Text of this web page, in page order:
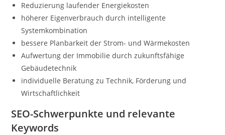
Reduzierung laufender Energiekosten
höherer Eigenverbrauch durch intelligente
Systemkombination
bessere Planbarkeit der Strom- und Wärmekosten
Aufwertung der Immobilie durch zukunftsfähige
Gebäudetechnik
individuelle Beratung zu Technik, Förderung und
Wirtschaftlichkeit
SEO-Schwerpunkte und relevante
Keywords